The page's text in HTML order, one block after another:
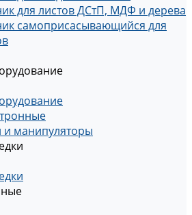
для листов ДСтП, МДФ и дерева
самоприсасывающийся для
манипуляторы